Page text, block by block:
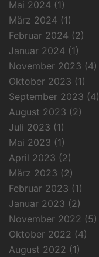
Mai 2024 (1)
März 2024 (1)
Februar 2024 (2)
Januar 2024 (1)
November 2023 (4)
Oktober 2023 (1)
September 2023 (4)
August 2023 (2)
Juli 2023 (1)
Mai 2023 (1)
April 2023 (2)
März 2023 (2)
Februar 2023 (1)
Januar 2023 (2)
November 2022 (5)
Oktober 2022 (4)
August 2022 (1)